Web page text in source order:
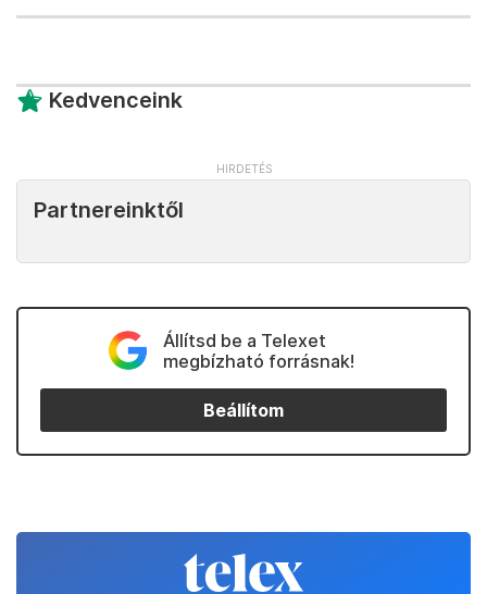
Kedvenceink
Partnereinktől
Állítsd be a Telexet
megbízható forrásnak!
Beállítom